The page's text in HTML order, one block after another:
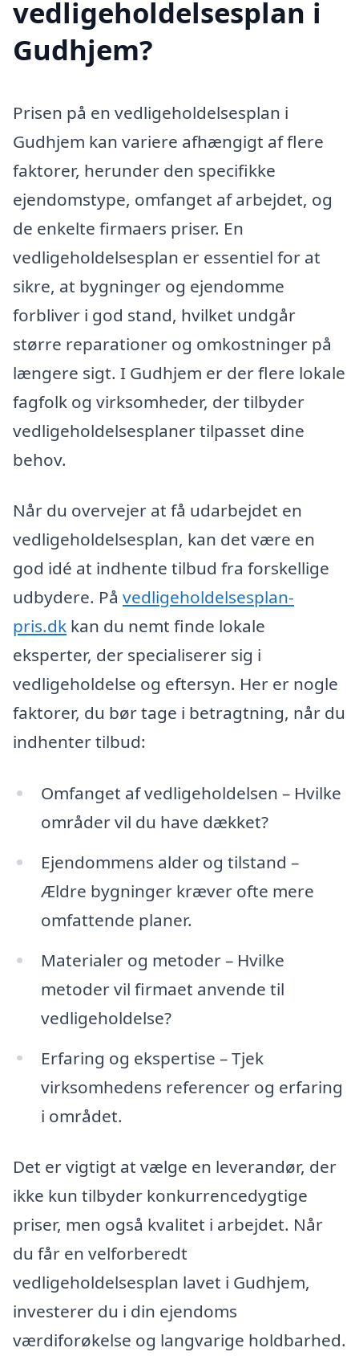
vedligeholdelsesplan i
Gudhjem?
Prisen på en vedligeholdelsesplan i
Gudhjem kan variere afhængigt af flere
faktorer, herunder den specifikke
ejendomstype, omfanget af arbejdet, og
de enkelte firmaers priser. En
vedligeholdelsesplan er essentiel for at
sikre, at bygninger og ejendomme
forbliver i god stand, hvilket undgår
større reparationer og omkostninger på
længere sigt. I Gudhjem er der flere lokale
fagfolk og virksomheder, der tilbyder
vedligeholdelsesplaner tilpasset dine
behov.
Når du overvejer at få udarbejdet en
vedligeholdelsesplan, kan det være en
god idé at indhente tilbud fra forskellige
udbydere. På vedligeholdelsesplan-
pris.dk kan du nemt finde lokale
eksperter, der specialiserer sig i
vedligeholdelse og eftersyn. Her er nogle
faktorer, du bør tage i betragtning, når du
indhenter tilbud:
Omfanget af vedligeholdelsen – Hvilke
områder vil du have dækket?
Ejendommens alder og tilstand –
Ældre bygninger kræver ofte mere
omfattende planer.
Materialer og metoder – Hvilke
metoder vil firmaet anvende til
vedligeholdelse?
Erfaring og ekspertise – Tjek
virksomhedens referencer og erfaring
i området.
Det er vigtigt at vælge en leverandør, der
ikke kun tilbyder konkurrencedygtige
priser, men også kvalitet i arbejdet. Når
du får en velforberedt
vedligeholdelsesplan lavet i Gudhjem,
investerer du i din ejendoms
værdiforøkelse og langvarige holdbarhed.